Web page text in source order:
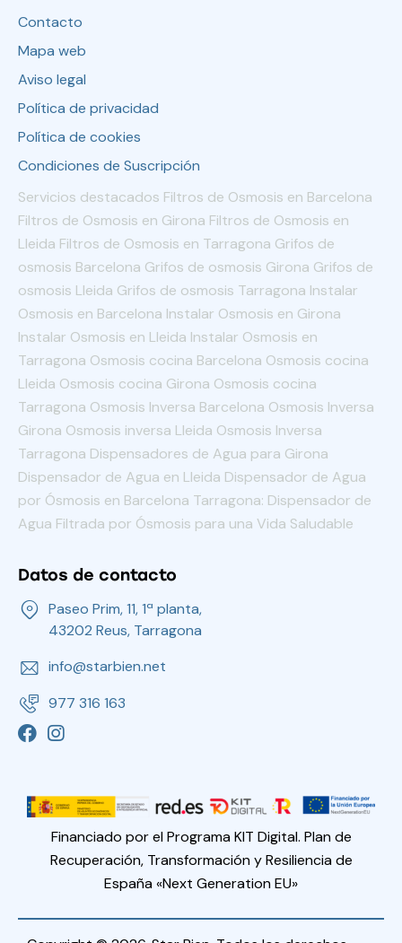
Contacto
Mapa web
Aviso legal
Política de privacidad
Política de cookies
Condiciones de Suscripción
Servicios destacados Filtros de Osmosis en Barcelona
Filtros de Osmosis en Girona Filtros de Osmosis en
Lleida Filtros de Osmosis en Tarragona Grifos de
osmosis Barcelona Grifos de osmosis Girona Grifos de
osmosis Lleida Grifos de osmosis Tarragona Instalar
Osmosis en Barcelona Instalar Osmosis en Girona
Instalar Osmosis en Lleida Instalar Osmosis en
Tarragona Osmosis cocina Barcelona Osmosis cocina
Lleida Osmosis cocina Girona Osmosis cocina
Tarragona Osmosis Inversa Barcelona Osmosis Inversa
Girona Osmosis inversa Lleida Osmosis Inversa
Tarragona Dispensadores de Agua para Girona
Dispensador de Agua en Lleida Dispensador de Agua
por Ósmosis en Barcelona Tarragona: Dispensador de
Agua Filtrada por Ósmosis para una Vida Saludable
Datos de contacto
Paseo Prim, 11, 1ª planta,
43202 Reus, Tarragona
info@starbien.net
977 316 163
Financiado por el Programa KIT Digital. Plan de
Recuperación, Transformación y Resiliencia de
España «Next Generation EU»